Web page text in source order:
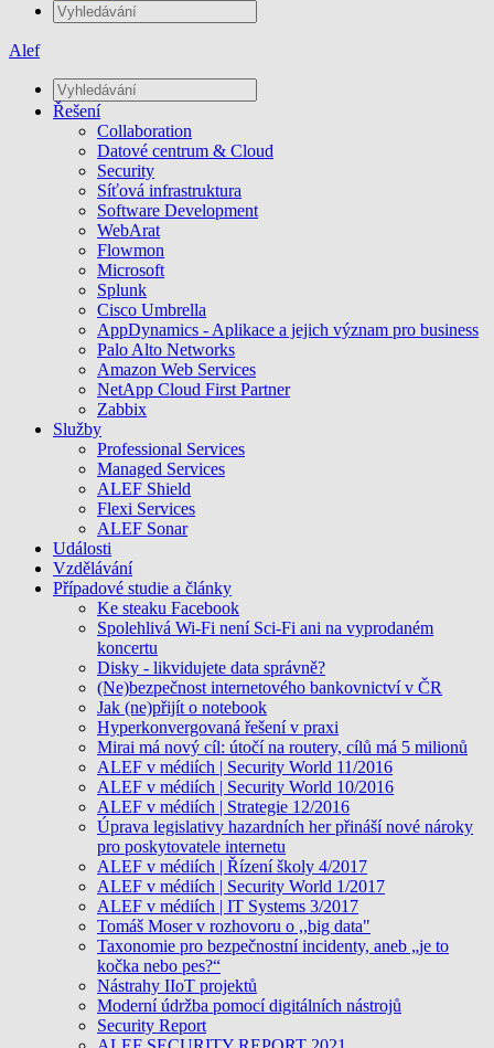
Alef
Řešení
Collaboration
Datové centrum & Cloud
Security
Síťová infrastruktura
Software Development
WebArat
Flowmon
Microsoft
Splunk
Cisco Umbrella
AppDynamics - Aplikace a jejich význam pro business
Palo Alto Networks
Amazon Web Services
NetApp Cloud First Partner
Zabbix
Služby
Professional Services
Managed Services
ALEF Shield
Flexi Services
ALEF Sonar
Události
Vzdělávání
Případové studie a články
Ke steaku Facebook
Spolehlivá Wi-Fi není Sci-Fi ani na vyprodaném
koncertu
Disky - likvidujete data správně?
(Ne)bezpečnost internetového bankovnictví v ČR
Jak (ne)přijít o notebook
Hyperkonvergovaná řešení v praxi
Mirai má nový cíl: útočí na routery, cílů má 5 milionů
ALEF v médiích | Security World 11/2016
ALEF v médiích | Security World 10/2016
ALEF v médiích | Strategie 12/2016
Úprava legislativy hazardních her přináší nové nároky
pro poskytovatele internetu
ALEF v médiích | Řízení školy 4/2017
ALEF v médiích | Security World 1/2017
ALEF v médiích | IT Systems 3/2017
Tomáš Moser v rozhovoru o ,,big data"
Taxonomie pro bezpečnostní incidenty, aneb „je to
kočka nebo pes?“
Nástrahy IIoT projektů
Moderní údržba pomocí digitálních nástrojů
Security Report